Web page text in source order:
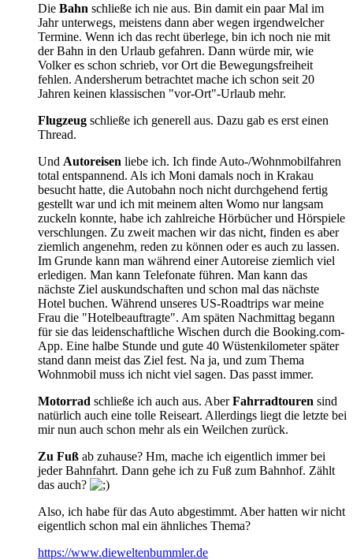
Die Bahn schließe ich nie aus. Bin damit ein paar Mal im
Jahr unterwegs, meistens dann aber wegen irgendwelcher
Termine. Wenn ich das recht überlege, bin ich noch nie mit
der Bahn in den Urlaub gefahren. Dann würde mir, wie
Volker es schon schrieb, vor Ort die Bewegungsfreiheit
fehlen. Andersherum betrachtet mache ich schon seit 20
Jahren keinen klassischen "vor-Ort"-Urlaub mehr.
Flugzeug schließe ich generell aus. Dazu gab es erst einen
Thread.
Und Autoreisen liebe ich. Ich finde Auto-/Wohnmobilfahren
total entspannend. Als ich Moni damals noch in Krakau
besucht hatte, die Autobahn noch nicht durchgehend fertig
gestellt war und ich mit meinem alten Womo nur langsam
zuckeln konnte, habe ich zahlreiche Hörbücher und Hörspiele
verschlungen. Zu zweit machen wir das nicht, finden es aber
ziemlich angenehm, reden zu können oder es auch zu lassen.
Im Grunde kann man während einer Autoreise ziemlich viel
erledigen. Man kann Telefonate führen. Man kann das
nächste Ziel auskundschaften und schon mal das nächste
Hotel buchen. Während unseres US-Roadtrips war meine
Frau die "Hotelbeauftragte". Am späten Nachmittag begann
für sie das leidenschaftliche Wischen durch die Booking.com-
App. Eine halbe Stunde und gute 40 Wüstenkilometer später
stand dann meist das Ziel fest. Na ja, und zum Thema
Wohnmobil muss ich nicht viel sagen. Das passt immer.
Motorrad schließe ich auch aus. AberFahrradtouren sind
natürlich auch eine tolle Reiseart. Allerdings liegt die letzte bei
mir nun auch schon mehr als ein Weilchen zurück.
Zu Fuß ab zuhause? Hm, mache ich eigentlich immer bei
jeder Bahnfahrt. Dann gehe ich zu Fuß zum Bahnhof. Zählt
das auch?
Also, ich habe für das Auto abgestimmt. Aber hatten wir nicht
eigentlich schon mal ein ähnliches Thema?
https://www.dieweltenbummler.de